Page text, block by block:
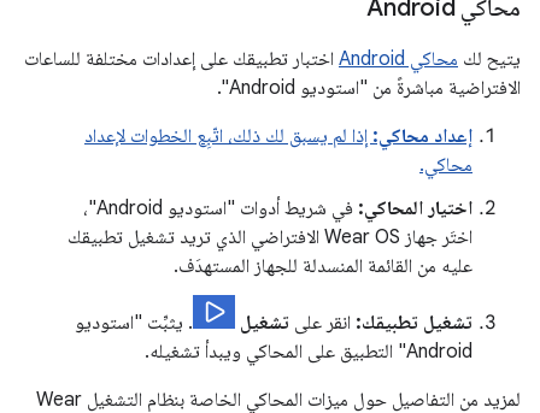
محاكي Android
يتيح لك محاكي Android
اختبار تطبيقك على إعدادات مختلفة للساعات
الافتراضية مباشرةً من "استوديو Android".
إعداد محاكي: إذا لم يسبق لك ذلك، اتّبِع الخطوات لإعداد
محاكي.
اختيار المحاكي:
في شريط أدوات "استوديو Android"،
اختَر جهاز Wear OS الافتراضي الذي تريد تشغيل تطبيقك
عليه من القائمة المنسدلة للجهاز المستهدَف.
تشغيل تطبيقك: انقر على تشغيل
. يثبِّت "استوديو
Android" التطبيق على المحاكي ويبدأ تشغيله.
لمزيد من التفاصيل حول ميزات المحاكي الخاصة بنظام التشغيل Wear